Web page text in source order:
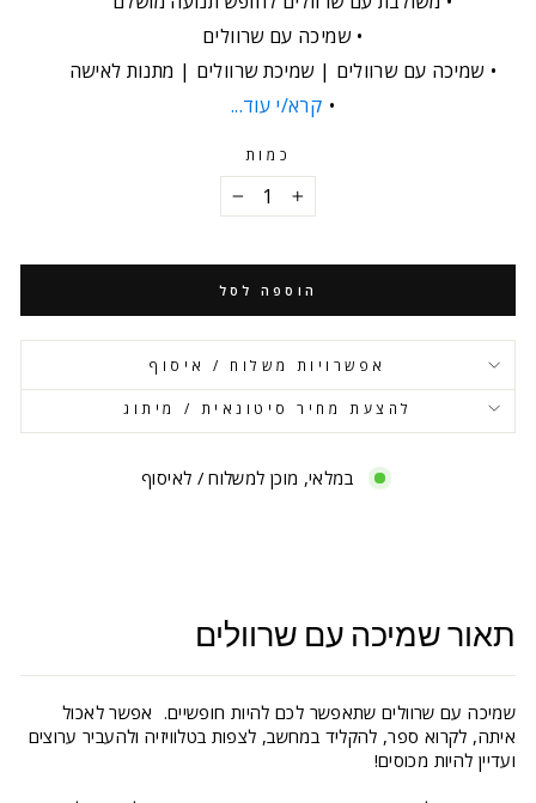
שמיכה עם שרוולים
שמיכה עם שרוולים | שמיכת שרוולים | מתנות לאישה
קרא/י עוד...
כמות
+
הוספה לסל
אפשרויות משלוח / איסוף
להצעת מחיר סיטונאית / מיתוג
במלאי, מוכן למשלוח / לאיסוף
תאור שמיכה עם שרוולים
שמיכה עם שרוולים שתאפשר לכם להיות חופשיים. אפשר לאכול
איתה, לקרוא ספר, להקליד במחשב, לצפות בטלוויזיה ולהעביר ערוצים
ועדיין להיות מכוסים!